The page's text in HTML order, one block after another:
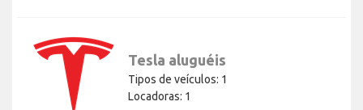
Tesla aluguéis
Tipos de veículos: 1
Locadoras: 1